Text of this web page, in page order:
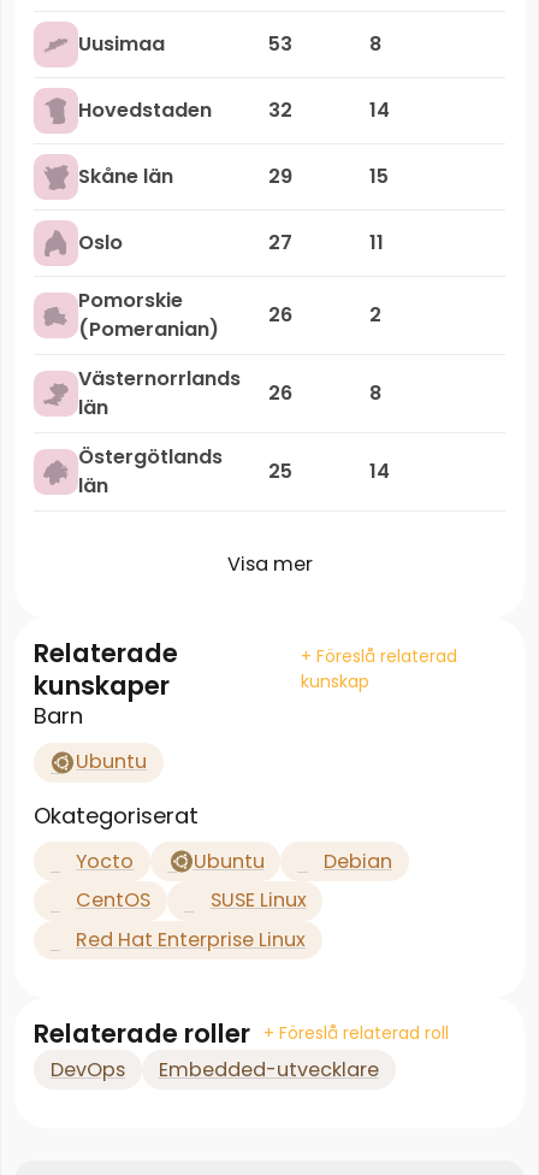
Uusimaa 53 8
Hovedstaden 32 14
Skåne län 29 15
Oslo 27 11
Pomorskie
(Pomeranian)
26 2
Västernorrlands
län
26 8
Östergötlands
län
25 14
Visa mer
Relaterade
kunskaper
+ Föreslå relaterad
kunskap
Barn
Ubuntu
Okategoriserat
Yocto Ubuntu
Debian
CentOS
SUSE Linux
Red Hat Enterprise Linux
Relaterade roller + Föreslå relaterad roll
DevOps Embedded-utvecklare